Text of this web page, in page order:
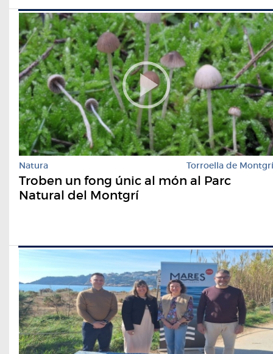
Natura Torroella de Montgrí
Troben un fong únic al món al Parc
Natural del Montgrí